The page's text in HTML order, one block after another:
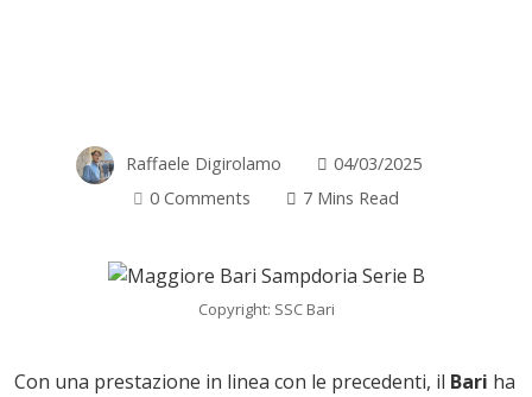
Raffaele Digirolamo
04/03/2025
0 Comments
7 Mins Read
Copyright: SSC Bari
Con una prestazione in linea con le precedenti, il Bari ha